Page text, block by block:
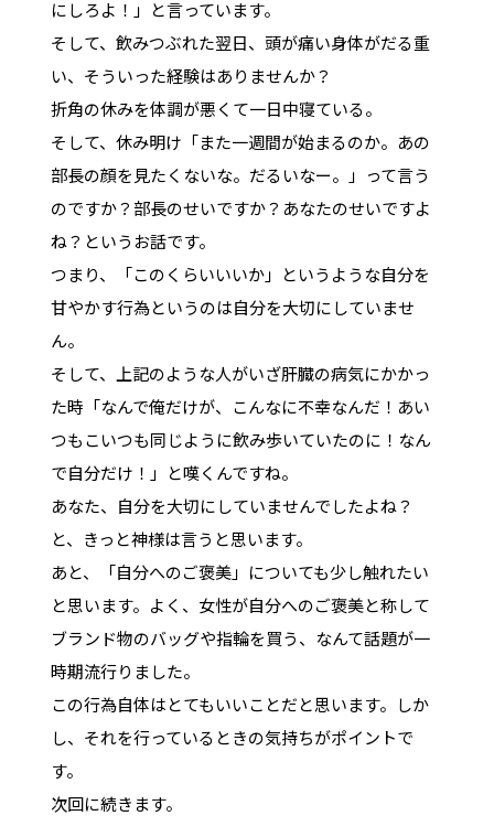
にしろよ！」と言っています。
そして、飲みつぶれた翌日、頭が痛い身体がだる重
い、そういった経験はありませんか？
折角の休みを体調が悪くて一日中寝ている。
そして、休み明け「また一週間が始まるのか。あの
部長の顔を見たくないな。だるいなー。」って言う
のですか？部長のせいですか？あなたのせいですよ
ね？というお話です。
つまり、「このくらいいいか」というような自分を
甘やかす行為というのは自分を大切にしていませ
ん。
そして、上記のような人がいざ肝臓の病気にかかっ
た時「なんで俺だけが、こんなに不幸なんだ！あい
つもこいつも同じように飲み歩いていたのに！なん
で自分だけ！」と嘆くんですね。
あなた、自分を大切にしていませんでしたよね？
と、きっと神様は言うと思います。
あと、「自分へのご褒美」についても少し触れたい
と思います。よく、女性が自分へのご褒美と称して
ブランド物のバッグや指輪を買う、なんて話題が一
時期流行りました。
この行為自体はとてもいいことだと思います。しか
し、それを行っているときの気持ちがポイントで
す。
次回に続きます。